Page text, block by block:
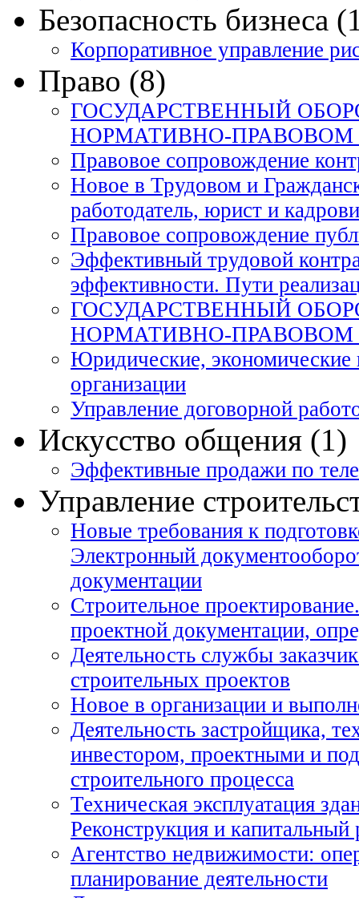
Безопасность бизнеса
Корпоративное управление
Право (8)
ГОСУДАРСТВЕННЫЙ
НОРМАТИВНО-ПРАВОВОМ
Правовое сопровождение
Новое в Трудовом и
работодатель, юрист и
Правовое сопровождение
Эффективный трудовой
эффективности. Пути
ГОСУДАРСТВЕННЫЙ
НОРМАТИВНО-ПРАВОВОМ
Юридические, экономические
организации
Управление договорной
Искусство общения (1)
Эффективные продажи по
Управление
Новые требования к
Электронный
документации
Строительное
проектной документации,
Деятельность службы
строительных проектов
Новое в организации и
Деятельность застройщика,
инвестором, проектными и
строительного процесса
Техническая эксплуатация
Реконструкция и капитальный
Агентство недвижимости:
планирование деятельности